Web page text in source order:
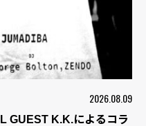
2026.08.09
GUEST K.K.によるコラ